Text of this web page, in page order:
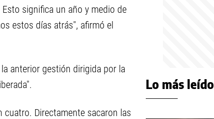
significa un año y medio de
estos días atrás", afirmó el
anterior gestión dirigida por la
Directamente sacaron las
Lo más leído